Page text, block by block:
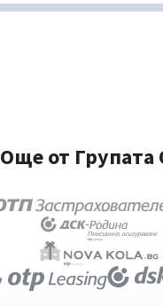
Още от Групата